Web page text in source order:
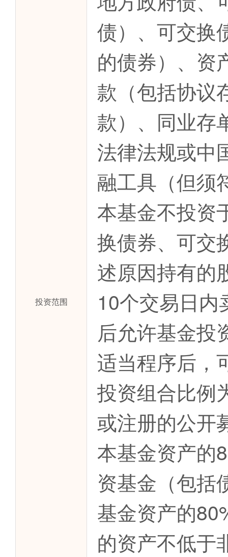
投资范围
债）、可交换
的债券）、资
款（包括协议
款）、同业存
法律法规或中
融工具（但须
本基金不投资
换债券、可交
述原因持有的
10个交易日
后允许基金投
适当程序后，
投资组合比例
或注册的公开
本基金资产的
资基金（包括
基金资产的
的资产不低于